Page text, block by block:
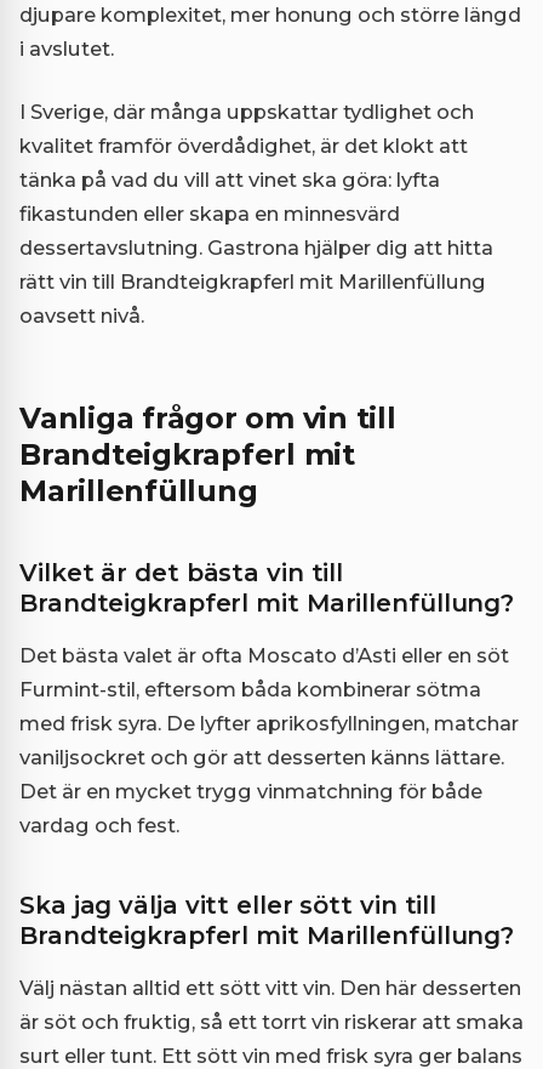
djupare komplexitet, mer honung och större längd
i avslutet.
I Sverige, där många uppskattar tydlighet och
kvalitet framför överdådighet, är det klokt att
tänka på vad du vill att vinet ska göra: lyfta
fikastunden eller skapa en minnesvärd
dessertavslutning. Gastrona hjälper dig att hitta
rätt vin till Brandteigkrapferl mit Marillenfüllung
oavsett nivå.
Vanliga frågor om vin till
Brandteigkrapferl mit
Marillenfüllung
Vilket är det bästa vin till
Brandteigkrapferl mit Marillenfüllung?
Det bästa valet är ofta Moscato d’Asti eller en söt
Furmint-stil, eftersom båda kombinerar sötma
med frisk syra. De lyfter aprikosfyllningen, matchar
vaniljsockret och gör att desserten känns lättare.
Det är en mycket trygg vinmatchning för både
vardag och fest.
Ska jag välja vitt eller sött vin till
Brandteigkrapferl mit Marillenfüllung?
Välj nästan alltid ett sött vitt vin. Den här desserten
är söt och fruktig, så ett torrt vin riskerar att smaka
surt eller tunt. Ett sött vin med frisk syra ger balans